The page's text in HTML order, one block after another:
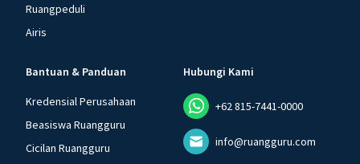
Ruangpeduli
Airis
Bantuan & Panduan
Kredensial Perusahaan
Beasiswa Ruangguru
Cicilan Ruangguru
Hubungi Kami
+62 815-7441-0000
info@ruangguru.com